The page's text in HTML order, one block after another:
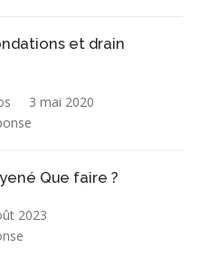
et drain
3 mai 2020
Que faire ?
2023